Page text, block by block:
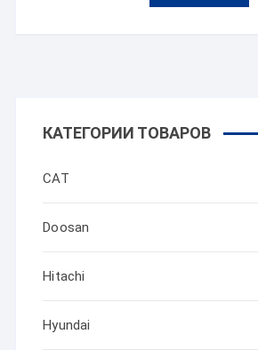
КАТЕГОРИИ ТОВАРОВ
CAT
Doosan
Hitachi
Hyundai